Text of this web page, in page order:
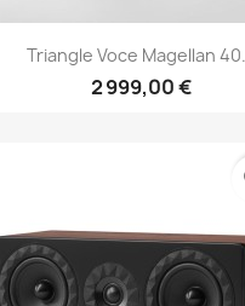
Triangle Voce Magellan
2 999,00 €